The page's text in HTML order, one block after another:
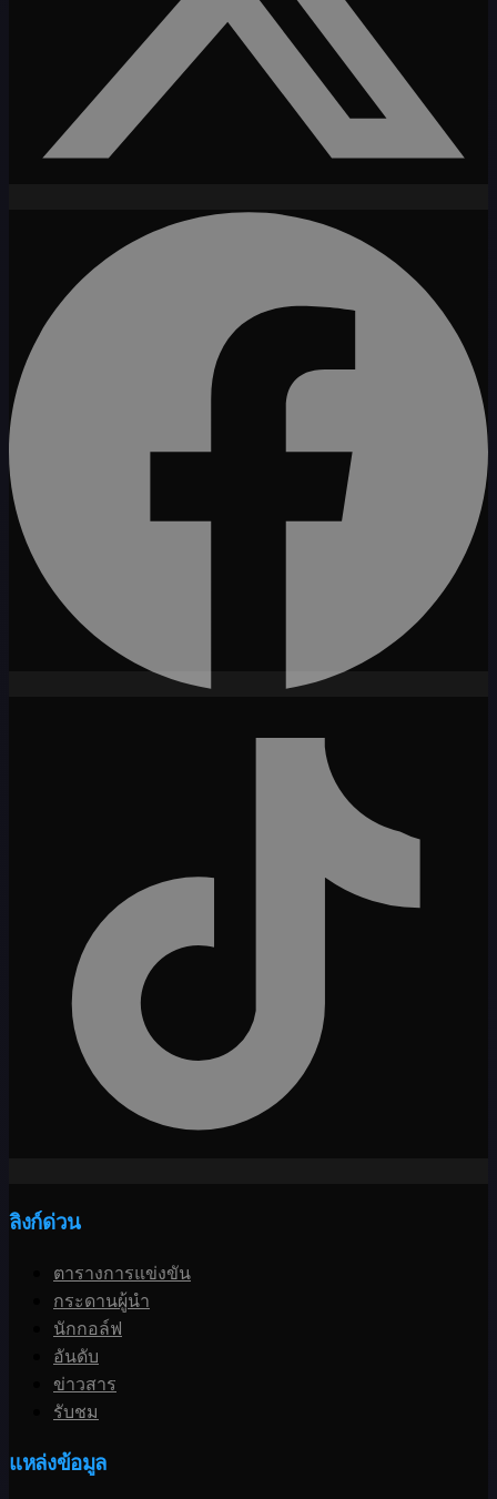
ลิงก์ด่วน
ตารางการแข่งขัน
กระดานผู้นำ
นักกอล์ฟ
อันดับ
ข่าวสาร
รับชม
แหล่งข้อมูล